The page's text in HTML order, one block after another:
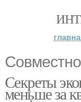
Секреты
меньше за